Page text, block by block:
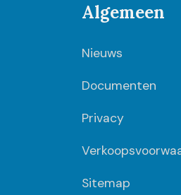
Algemeen
Nieuws
Documenten
Privacy
Sitemap